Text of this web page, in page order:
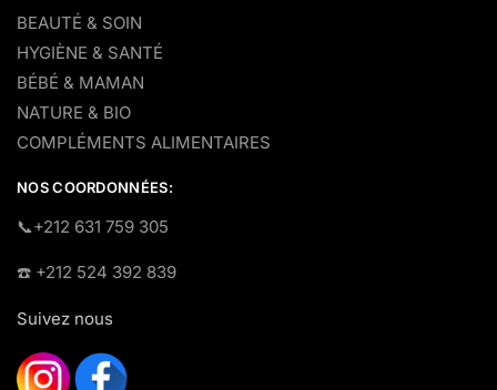
BEAUTÉ & SOIN
HYGIÈNE & SANTÉ
BÉBÉ & MAMAN
NATURE & BIO
COMPLÉMENTS ALIMENTAIRES
NOS COORDONNÉES:
​📞+212 631 759 305
☎️​ +212 524 392 839
Suivez nous